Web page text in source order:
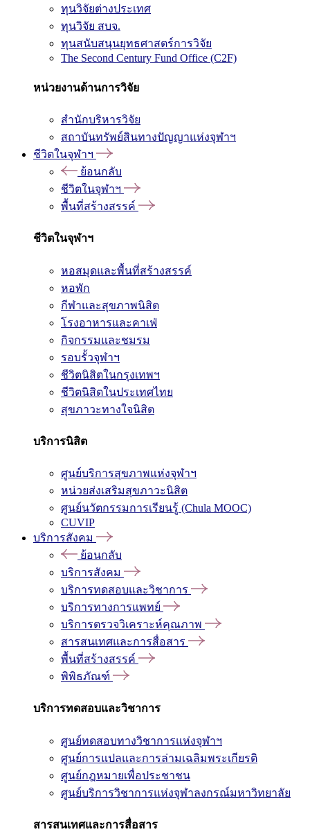
ทุนวิจัยต่างประเทศ
ทุนวิจัย สบจ.
ทุนสนับสนุนยุทธศาสตร์การวิจัย
The Second Century Fund Office (C2F)
หน่วยงานด้านการวิจัย
สำนักบริหารวิจัย
สถาบันทรัพย์สินทางปัญญาแห่งจุฬาฯ
ชีวิตในจุฬาฯ
ย้อนกลับ
ชีวิตในจุฬาฯ
พื้นที่สร้างสรรค์
ชีวิตในจุฬาฯ
หอสมุดและพื้นที่สร้างสรรค์
หอพัก
กีฬาและสุขภาพนิสิต
โรงอาหารและคาเฟ่
กิจกรรมและชมรม
รอบรั้วจุฬาฯ
ชีวิตนิสิตในกรุงเทพฯ
ชีวิตนิสิตในประเทศไทย
สุขภาวะทางใจนิสิต
บริการนิสิต
ศูนย์บริการสุขภาพแห่งจุฬาฯ
หน่วยส่งเสริมสุขภาวะนิสิต
ศูนย์นวัตกรรมการเรียนรู้ (Chula MOOC)
CUVIP
บริการสังคม
ย้อนกลับ
บริการสังคม
บริการทดสอบและวิชาการ
บริการทางการแพทย์
บริการตรวจวิเคราะห์คุณภาพ
สารสนเทศและการสื่อสาร
พื้นที่สร้างสรรค์
พิพิธภัณฑ์
บริการทดสอบและวิชาการ
ศูนย์ทดสอบทางวิชาการแห่งจุฬาฯ
ศูนย์การแปลและการล่ามเฉลิมพระเกียรติ
ศูนย์กฎหมายเพื่อประชาชน
ศูนย์บริการวิชาการแห่งจุฬาลงกรณ์มหาวิทยาลัย
สารสนเทศและการสื่อสาร